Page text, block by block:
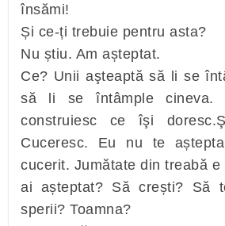
însămi!
Și ce-ți trebuie pentru asta?
Nu știu. Am așteptat.
Ce? Unii aşteaptă să li se
să li se întâmple cineva.
construiesc ce îşi
Cuceresc. Eu nu te
cucerit. Jumătate din treabă
ai așteptat? Să crești? Să
sperii? Toamna?